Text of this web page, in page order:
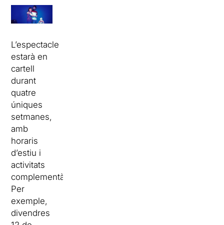
L’espectacle
estarà en
cartell
durant
quatre
úniques
setmanes,
amb
horaris
d’estiu i
activitats
complementàries.
Per
exemple,
divendres